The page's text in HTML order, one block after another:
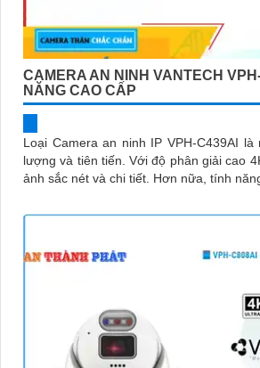
CAMERA AN NINH VANTECH
NĂNG CAO CẤP
Loại Camera an ninh IP VPH-C439AI
lượng và tiên tiến. Với độ phân giải cao 4K, nó cung cấp hình
ảnh sắc nét và chi tiết. Hơn